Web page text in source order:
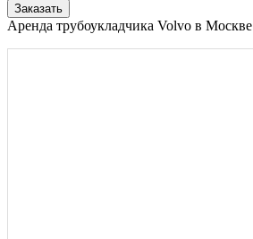
Заказать
Аренда трубоукладчика Volvo в Москве